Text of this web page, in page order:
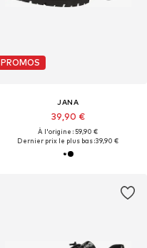
PROMOS
JANA
39,90 €
À l'origine : 59,90 €
Dernier prix le plus bas :39,90 €